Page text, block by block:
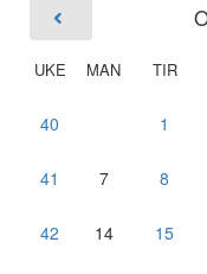
UKE MAN TIR
40 1
41 7 8
42 14 15